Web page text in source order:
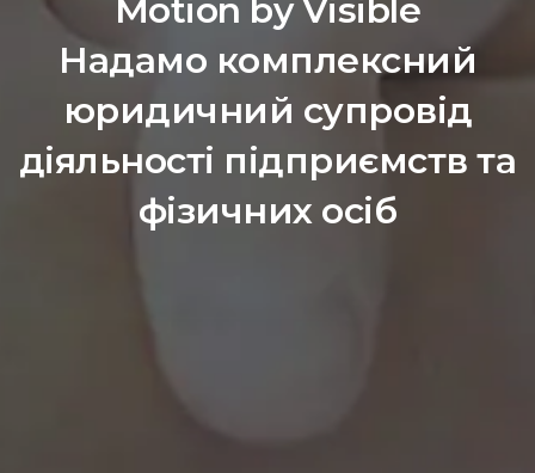
Motion by Visible
Надамо комплексний
юридичний супровід
діяльності підприємств та
фізичних осіб